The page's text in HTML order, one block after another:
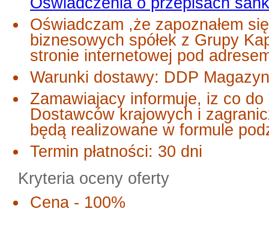
Oświadczam ,że zapoznałem
biznesowych spółek z Grupy
stronie internetowej pod
Warunki dostawy: DDP
Zamawiajacy informuje, iz co
Dostawców krajowych i
będą realizowane w formule
Termin płatności: 30 dni
Kryteria oceny oferty
Cena - 100%